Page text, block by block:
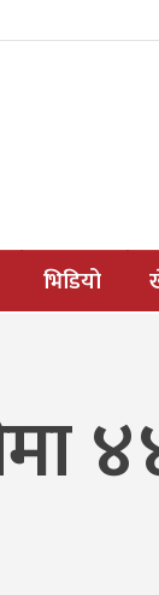
भिडियो